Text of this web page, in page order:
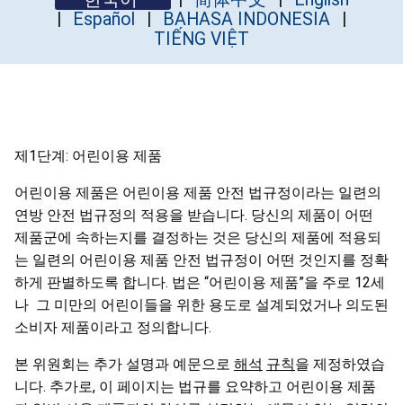
Español
BAHASA INDONESIA
TIẾNG VIỆT
제1단계: 어린이용 제품
어린이용 제품은 어린이용 제품 안전 법규정이라는 일련의
연방 안전 법규정의 적용을 받습니다. 당신의 제품이 어떤
제품군에 속하는지를 결정하는 것은 당신의 제품에 적용되
는 일련의 어린이용 제품 안전 법규정이 어떤 것인지를 정확
하게 판별하도록 합니다. 법은 “어린이용 제품”을 주로 12세
나 그 미만의 어린이들을 위한 용도로 설계되었거나 의도된
소비자 제품이라고 정의합니다.
본 위원회는 추가 설명과 예문으로 해석 규칙을 제정하였습
니다. 추가로, 이 페이지는 법규를 요약하고 어린이용 제품